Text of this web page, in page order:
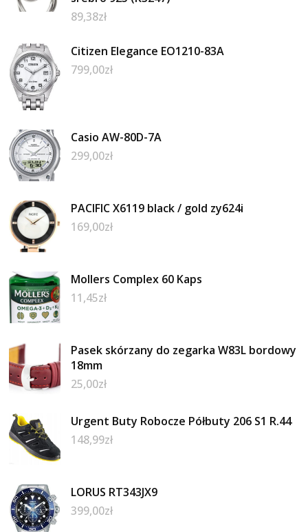
89,38zł
Citizen Elegance EO1210-83A
799,00zł
Casio AW-80D-7A
299,00zł
PACIFIC X6119 black / gold zy624i
169,00zł
Mollers Complex 60 Kaps
11,45zł
Pasek skórzany do zegarka W83L bordowy
18mm
25,00zł
Urgent Buty Robocze Półbuty 206 S1 R.44
148,99zł
LORUS RT343JX9
399,00zł